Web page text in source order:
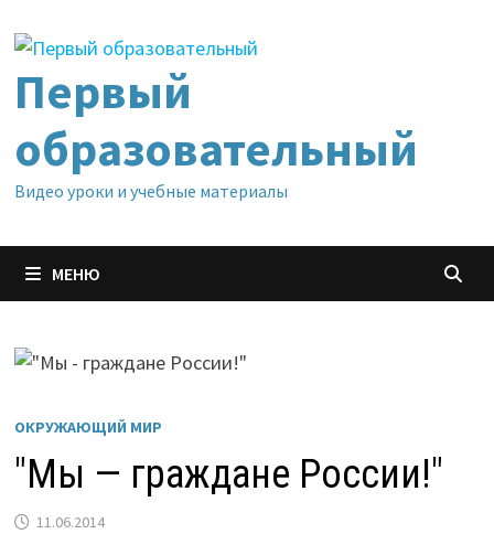
содержимому
Первый
образовательный
Видео уроки и учебные материалы
МЕНЮ
ОКРУЖАЮЩИЙ МИР
"Мы — граждане России!"
11.06.2014